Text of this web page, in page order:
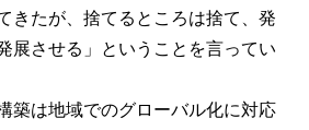
きたが、捨てるところは捨て、発
展させる」ということを言ってい
築は地域でのグローバル化に対応